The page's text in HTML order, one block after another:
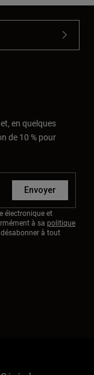
en quelques
de 10 % pour
Envoyer
électronique et
à sa politique
à tout